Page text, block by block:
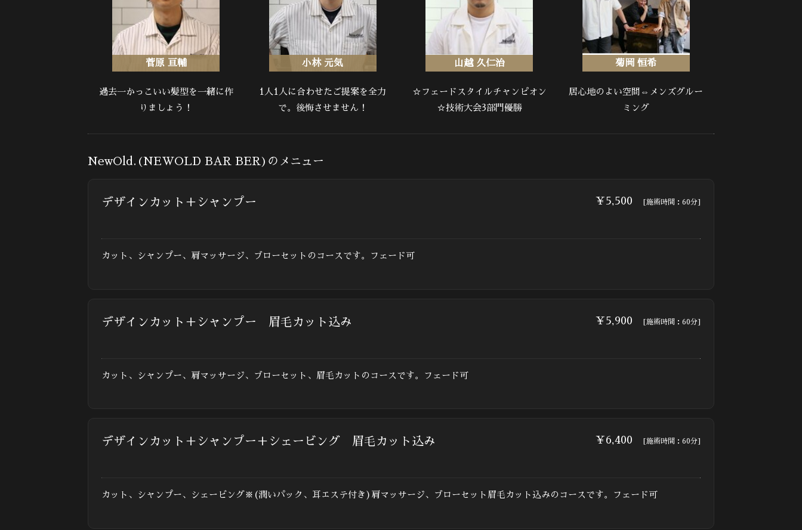
菅原 亘輔
過去一かっこいい髪型を一緒に作
りましょう！
小林 元気
1人1人に合わせたご提案を全力
で。後悔させません！
山越 久仁治
☆フェードスタイルチャンピオン
☆技術大会3部門優勝
菊岡 恒希
居心地のよい空間⇔メンズグルー
ミング
NewOld.(NEWOLD BAR BER)のメニュー
デザインカット＋シャンプー ￥5,500 [施術時間：60分]
カット、シャンプー、肩マッサージ、ブローセットのコースです。フェード可
デザインカット＋シャンプー 眉毛カット込み ￥5,900 [施術時間：60分]
カット、シャンプー、肩マッサージ、ブローセット、眉毛カットのコースです。フェード可
デザインカット＋シャンプー＋シェービング 眉毛カット込み ￥6,400 [施術時間：60分]
カット、シャンプー、シェービング※(潤いパック、耳エステ付き)肩マッサージ、ブローセット眉毛カット込みのコースです。フェード可